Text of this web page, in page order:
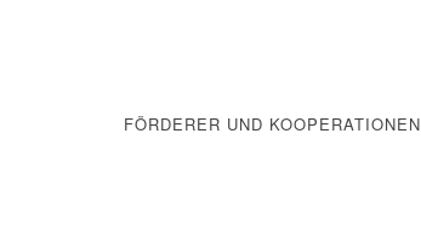
FÖRDERER UND KOOPERATIONEN